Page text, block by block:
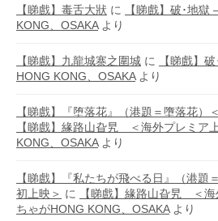
【睇戲】毒舌大狀 に
【睇戲】破･地獄
KONG、OSAKAより
【睇戲】九龍城寨之圍城 に
【睇戲】
HONG KONG、OSAKAより
【睇戲】『堕落花』（港題＝墮落花）
【睇戲】緣路山旮旯 ＜海外プレミア
KONG、OSAKAより
【睇戲】『私たちが飛べる日』（港題
初上映＞ に
【睇戲】緣路山旮旯 ＜
ちゃがHONG KONG、OSAKAより